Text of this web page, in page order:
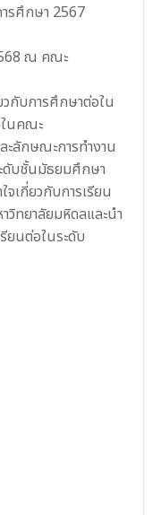
ารศึกษา 2567
ณ คณะ
กับการศึกษาต่อใน
นคณะ
ะลักษณะการทำงาน
ดับชั้นมัธยมศึกษา
จเกี่ยวกับการเรียน
ทยาลัยมหิดลและนำ
ยนต่อในระดับ